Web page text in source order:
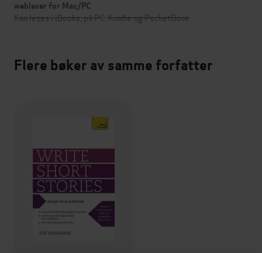
webleser for Mac/PC
Kan leses i iBooks, på PC, Kindle og PocketBook
Flere bøker av samme forfatter